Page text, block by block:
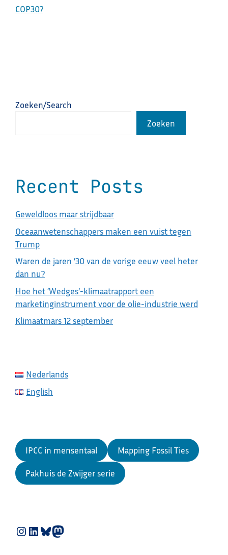
COP30?
Zoeken/Search
Zoeken
Recent Posts
Geweldloos maar strijdbaar
Oceaanwetenschappers maken een vuist tegen
Trump
Waren de jaren ’30 van de vorige eeuw veel heter
dan nu?
Hoe het ‘Wedges’-klimaatrapport een
marketinginstrument voor de olie-industrie werd
Klimaatmars 12 september
Nederlands
English
IPCC in mensentaal Mapping Fossil Ties
Pakhuis de Zwijger serie
Instagram
LinkedIn
Bluesky
Mastodon